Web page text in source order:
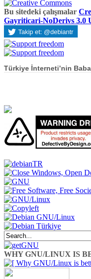
Bu sitedeki çalışmalar
Gayriticari-NoDerivs 3.0
Türkiye İnterneti’nin
WHY GNU/LINUX IS